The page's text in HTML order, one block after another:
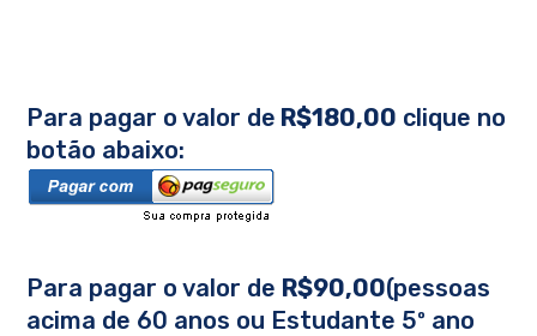
Para pagar o valor de R$180,00 clique no
botão abaixo:
Para pagar o valor de R$90,00(pessoas
acima de 60 anos ou Estudante 5º ano